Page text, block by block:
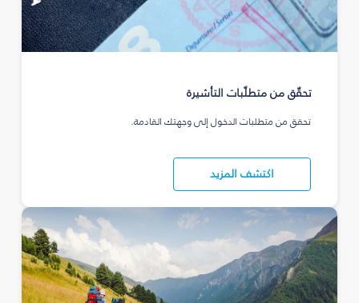
تحقّق من متطلّبات التأشيرة
تحقق من متطلبات الدخول إلى وجهتك القادمة.
اكتشف المزيد